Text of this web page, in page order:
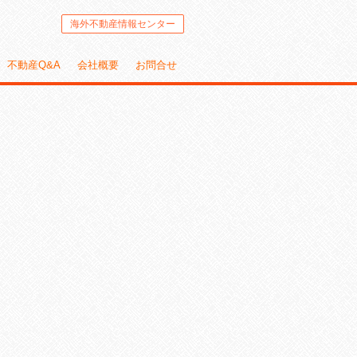
海外不動産情報センター
不動産Q&A 会社概要 お問合せ